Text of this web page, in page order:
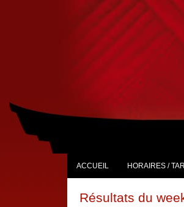
ACCUEIL HORAIRES /
Résultats du